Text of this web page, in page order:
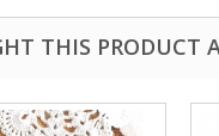
THIS PRODUCT